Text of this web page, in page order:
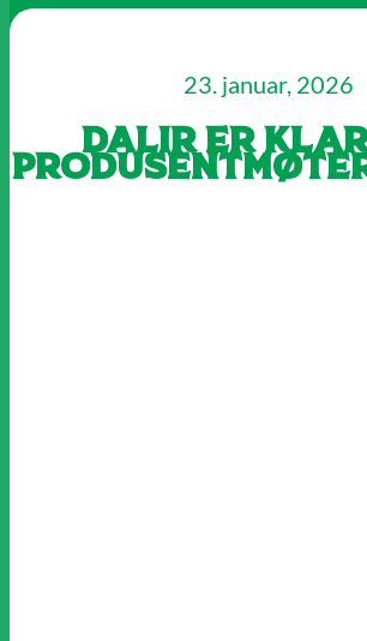
23. januar, 2026
Dalir er